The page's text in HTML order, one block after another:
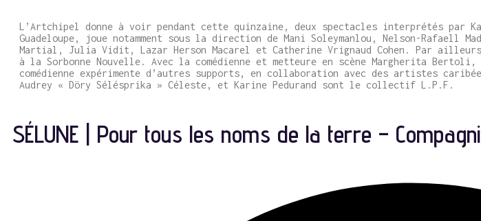
L’Artchipel donne à voir pendant cette quinzaine, deux spectacles interprétés par
Guadeloupe, joue notamment sous la direction de Mani Soleymanlou, Nelson-Rafaell
Martial, Julia Vidit, Lazar Herson Macarel et Catherine Vrignaud Cohen. Par
à la Sorbonne Nouvelle. Avec la comédienne et metteure en scène Margherita
comédienne expérimente d’autres supports, en collaboration avec des artistes
Audrey « Döry Sélésprika » Céleste, et Karine Pedurand sont le collectif L.P.F.
SÉLUNE | Pour tous les noms de la terre –